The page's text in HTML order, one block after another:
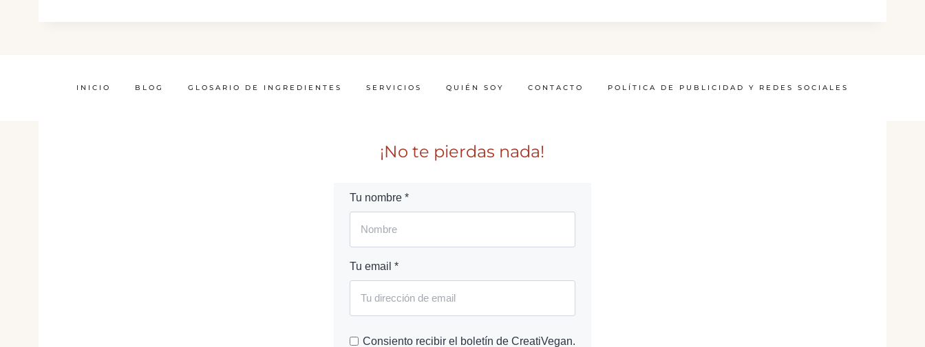
INICIO BLOG GLOSARIO DE INGREDIENTES SERVICIOS QUIÉN SOY CONTACTO POLÍTICA DE PUBLICIDAD Y REDES SOCIALES
¡No te pierdas nada!
Tu nombre *
Tu email *
Consiento recibir el boletín de CreatiVegan.